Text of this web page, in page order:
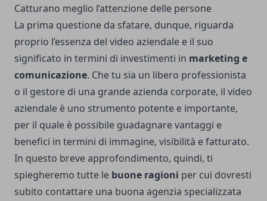
Catturano meglio l’attenzione delle persone
La prima questione da sfatare, dunque, riguarda
proprio l’essenza del video aziendale e il suo
significato in termini di investimenti in marketing e
comunicazione. Che tu sia un libero professionista
o il gestore di una grande azienda corporate, il video
aziendale è uno strumento potente e importante,
per il quale è possibile guadagnare vantaggi e
benefici in termini di immagine, visibilità e fatturato.
In questo breve approfondimento, quindi, ti
spiegheremo tutte le buone ragioni per cui dovresti
subito contattare una buona agenzia specializzata